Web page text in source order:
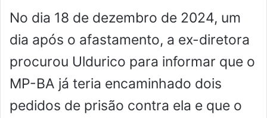
No dia 18 de dezembro de 2024, um
dia após o afastamento, a ex-diretora
procurou Uldurico para informar que o
MP-BA já teria encaminhado dois
pedidos de prisão contra ela e que o